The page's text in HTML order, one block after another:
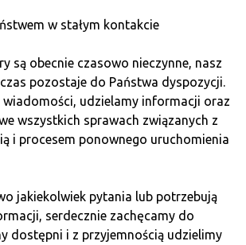
have to make an
our stationary bitcoin exchange
available in many Polish cities, to
to buy or sell cryptocurrencies.
and hassle-free exchange on
or store personal information
w stałym kontakcie
są obecnie czasowo nieczynne, nasz
czas pozostaje do Państwa dyspozycji.
udzielamy informacji oraz
wszystkich sprawach związanych z
i procesem ponownego uruchomienia
jakiekolwiek pytania lub potrzebują
serdecznie zachęcamy do
dostępni i z przyjemnością udzielimy